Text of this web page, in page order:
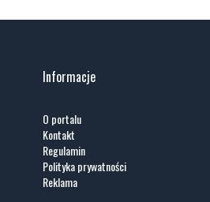
Informacje
O portalu
Kontakt
Regulamin
Polityka prywatności
Reklama